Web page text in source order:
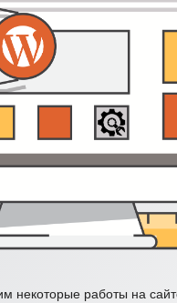
некоторые работы на